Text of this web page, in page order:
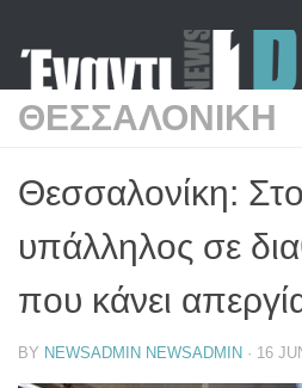
ΘΕΣΣΑΛΟΝΙΚΗ
Θεσσαλονίκη:
υπάλληλος σε
που κάνει
BY NEWSADMIN NEWSADMIN · 16